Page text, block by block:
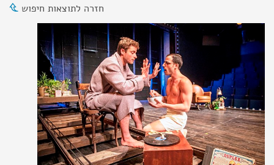
חזרה לתוצאות חיפוש